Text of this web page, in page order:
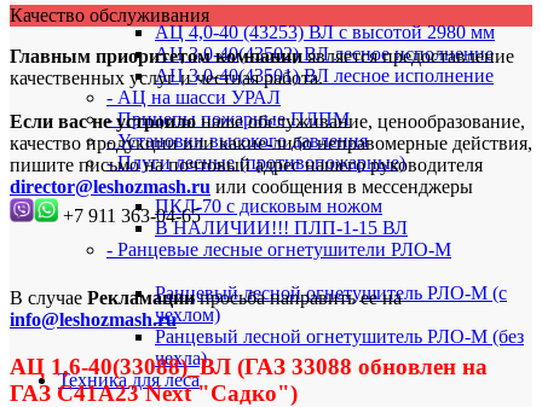
АЦ 4,0-40 (43253) ВЛ с высотой 2980 мм
АЦ 3,0-40(43502) ВЛ лесное исполнение
АЦ 3,0-40(43501) ВЛ лесное исполнение
- АЦ на шасси УРАЛ
- Прицепы пожарные ПЛПМ
- Установки высокого давления
- Плуги лесные (противопожарные)
ПКЛ-70 с дисковым ножом
В НАЛИЧИИ!!! ПЛП-1-15 ВЛ
- Ранцевые лесные огнетушители РЛО-М
Ранцевый лесной огнетушитель РЛО-М (с
чехлом)
Ранцевый лесной огнетушитель РЛО-М (без
чехла)
Техника для леса
Качество обслуживания
Главным приоритетом компанииявляется предоставление
качественных услуг и честная работа.
Если вас не устроило наше обслуживание, ценообразование,
качество продукции или какие-либо неправомерные действия,
пишите письмо на почтовый адрес нашего руководителя
director@leshozmash.ru или сообщения в мессенджеры
+7 911 363-04-65
В случае Рекламациипросьба направить ее на
info@leshozmash.ru
АЦ 1,6-40(33088)_ВЛ (ГАЗ 33088 обновлен на
ГАЗ С41А23 Next "Садко")